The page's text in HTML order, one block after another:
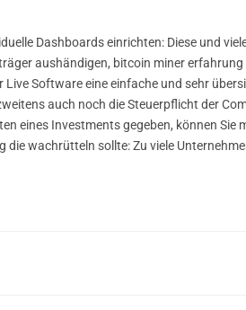
Dashboards einrichten: Diese und
aushändigen, bitcoin miner
Software eine einfache und sehr
auch noch die Steuerpflicht der
eines Investments gegeben, können Sie
wachrütteln sollte: Zu viele